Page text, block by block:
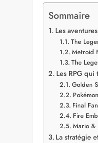
Sommaire
Les
The
Metroid
The
Les RPG
Golden
Final
Fire
Mario &
La stratégie